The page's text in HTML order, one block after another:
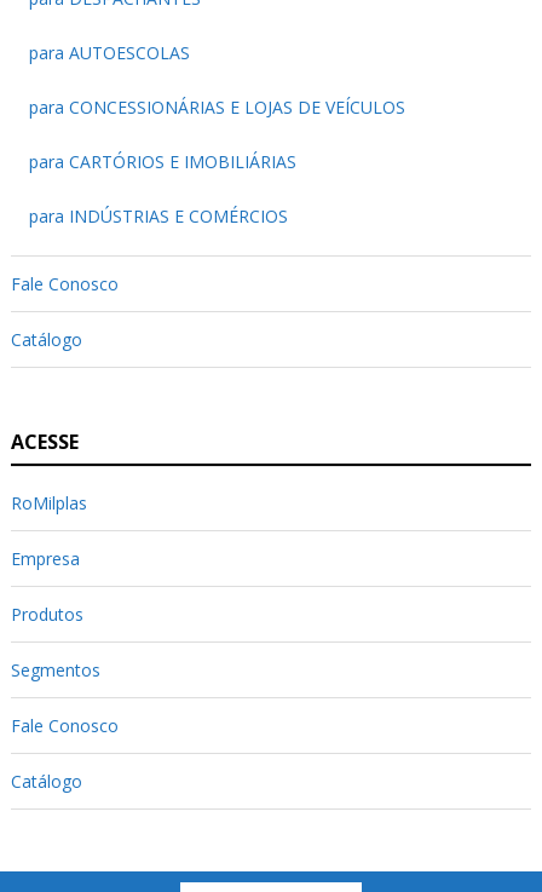
para AUTOESCOLAS
para CONCESSIONÁRIAS E LOJAS DE VEÍCULOS
para CARTÓRIOS E IMOBILIÁRIAS
para INDÚSTRIAS E COMÉRCIOS
Fale Conosco
Catálogo
ACESSE
RoMilplas
Empresa
Produtos
Segmentos
Fale Conosco
Catálogo